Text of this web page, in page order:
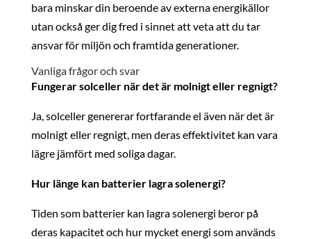
bara minskar din beroende av externa energikällor
utan också ger dig fred i sinnet att veta att du tar
ansvar för miljön och framtida generationer.
Vanliga frågor och svar
Fungerar solceller när det är molnigt eller regnigt?
Ja, solceller genererar fortfarande el även när det är
molnigt eller regnigt, men deras effektivitet kan vara
lägre jämfört med soliga dagar.
Hur länge kan batterier lagra solenergi?
Tiden som batterier kan lagra solenergi beror på
deras kapacitet och hur mycket energi som används